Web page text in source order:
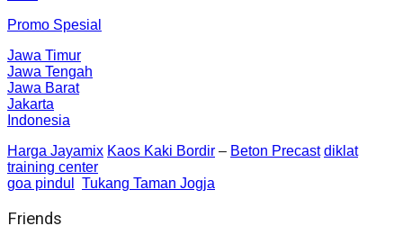
Promo Spesial
Jawa Timur
Jawa Tengah
Jawa Barat
Jakarta
Indonesia
Harga Jayamix Kaos Kaki Bordir – Beton Precast diklat
training center
goa pindul
Tukang Taman Jogja
Friends